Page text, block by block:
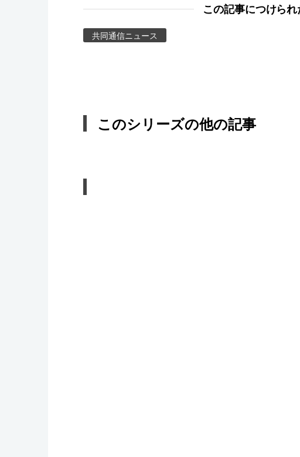
この記事につけら
共同通信ニュース
このシリーズの他の記事